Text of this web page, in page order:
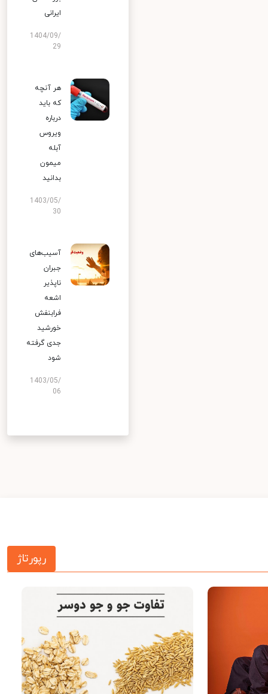
ایرانی
1404/09/
29
هر آنچه
که باید
درباره
ویروس
آبله
میمون
بدانید
1403/05/
30
آسیب‌های
جبران
ناپذیر
اشعه
فرابنفش
خورشید
جدی گرفته
شود
1403/05/
06
رپورتاژ